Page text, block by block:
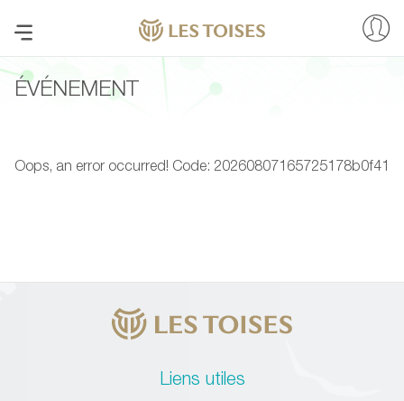
ÉVÉNEMENT
Oops, an error occurred! Code: 20260807165725178b0f41
Liens utiles